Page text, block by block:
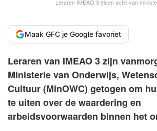
Leraren IMEAO 3 eisen actie van
Maak GFC je Google favoriet
Leraren van IMEAO 3 zijn
Ministerie van Onderwijs,
Cultuur (MinOWC) getogen om
te uiten over de waardering en
arbeidsvoorwaarden binnen het